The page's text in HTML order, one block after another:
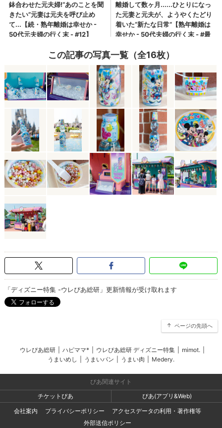
この記事の写真一覧（全16枚）
「ディズニー特集 -ウレぴあ総研」更新情報が受け取れます
ページの先頭へ
ウレぴあ総研 ハピママ* ウレぴあ総研 ディズニー特集 mimot.
うまいめし
うまいパン うまい肉 Medery.
ぴあ関連サイト
チケットぴあ
ぴあ(アプリ&Web)
会社案内
プライバシーポリシー
アクセスデータの利用・著作権等
外部送信ポリシー